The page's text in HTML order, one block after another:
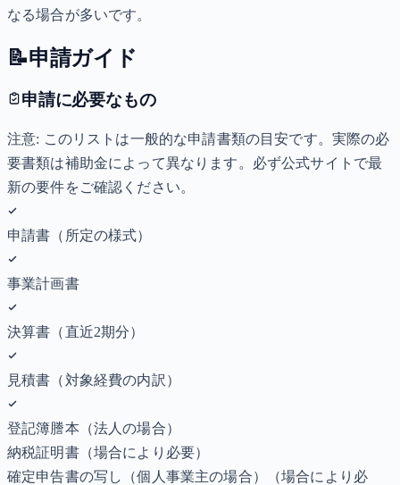
なる場合が多いです。
📝申請ガイド
申請に必要なもの
注意: このリストは一般的な申請書類の目安です。実際の必
要書類は補助金によって異なります。必ず公式サイトで最
新の要件をご確認ください。
申請書（所定の様式）
事業計画書
決算書（直近2期分）
見積書（対象経費の内訳）
登記簿謄本（法人の場合）
納税証明書（場合により必要）
確定申告書の写し（個人事業主の場合）
（場合により必